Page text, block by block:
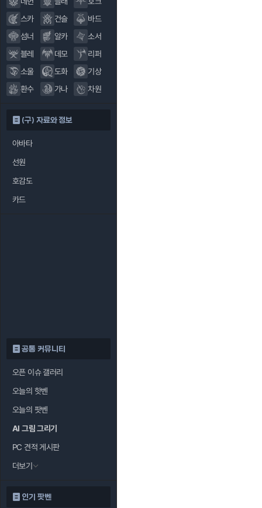
스카
건슬
바드
섬너
알카
소서
블레
데모
리퍼
소울
도화
기상
환수
가나 차원
(구) 자료와 정보
아바타
선원
호감도
카드
공통 커뮤니티
오픈 이슈 갤러리
오늘의 핫벤
오늘의 팟벤
AI 그림 그리기
PC 견적 게시판
더보기
인기 팟벤